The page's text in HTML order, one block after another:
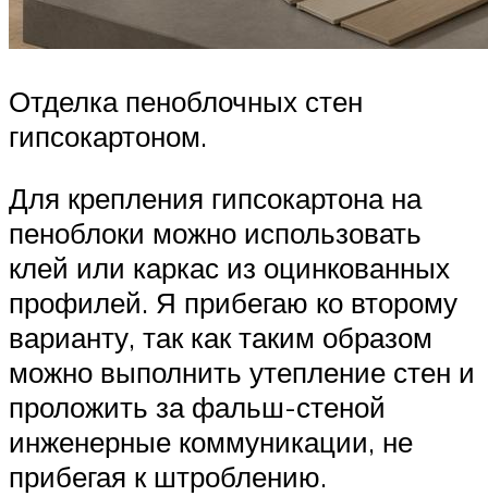
Отделка пеноблочных стен
гипсокартоном.
Для крепления гипсокартона на
пеноблоки можно использовать
клей или каркас из оцинкованных
профилей. Я прибегаю ко второму
варианту, так как таким образом
можно выполнить утепление стен и
проложить за фальш-стеной
инженерные коммуникации, не
прибегая к штроблению.